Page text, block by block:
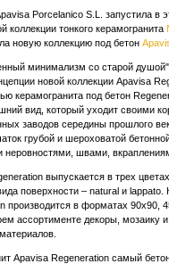
Porcelanico S.L. запустила в
коллекции тонкого керамогранита
новую коллекцию под бетон
минимализм со старой душой"
новой коллекции Apavisa
керамогранита под бетон
вид, который уходит своими
заводов середины прошлого
грубой и шероховатой
швами,
выпускается в трех
поверхности – natural и lappato.
производится в форматах 90х90,
ассортименте декоры, мозаику
Apavisa Regeneration самый